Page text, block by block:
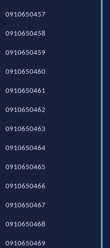
0910650457
0910650458
0910650459
0910650460
0910650461
0910650462
0910650463
0910650464
0910650465
0910650466
0910650467
0910650468
0910650469